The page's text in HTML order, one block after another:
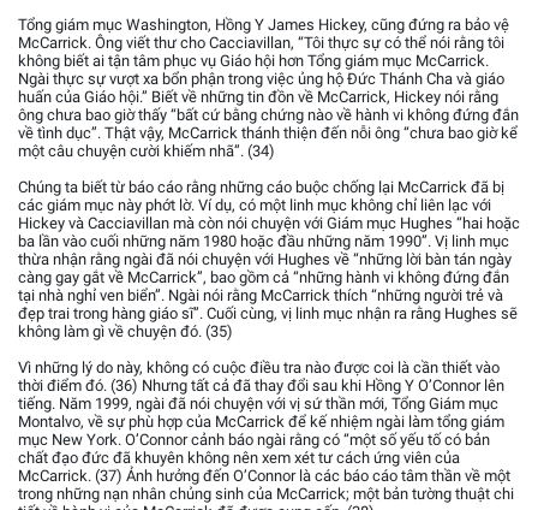
Tổng giám mục Washington, Hồng Y James Hickey, cũng đứng ra bảo vệ
McCarrick. Ông viết thư cho Cacciavillan, “Tôi thực sự có thể nói rằng tôi
không biết ai tận tâm phục vụ Giáo hội hơn Tổng giám mục McCarrick.
Ngài thực sự vượt xa bổn phận trong việc ủng hộ Đức Thánh Cha và giáo
huấn của Giáo hội.” Biết về những tin đồn về McCarrick, Hickey nói rằng
ông chưa bao giờ thấy “bất cứ bằng chứng nào về hành vi không đứng đắn
về tình dục”. Thật vậy, McCarrick thánh thiện đến nỗi ông “chưa bao giờ kể
một câu chuyện cười khiếm nhã”. (34)
Chúng ta biết từ báo cáo rằng những cáo buộc chống lại McCarrick đã bị
các giám mục này phớt lờ. Ví dụ, có một linh mục không chỉ liên lạc với
Hickey và Cacciavillan mà còn nói chuyện với Giám mục Hughes “hai hoặc
ba lần vào cuối những năm 1980 hoặc đầu những năm 1990”. Vị linh mục
thừa nhận rằng ngài đã nói chuyện với Hughes về “những lời bàn tán ngày
càng gay gắt về McCarrick”, bao gồm cả “những hành vi không đứng đắn
tại nhà nghỉ ven biển”. Ngài nói rằng McCarrick thích “những người trẻ và
đẹp trai trong hàng giáo sĩ”. Cuối cùng, vị linh mục nhận ra rằng Hughes sẽ
không làm gì về chuyện đó. (35)
Vì những lý do này, không có cuộc điều tra nào được coi là cần thiết vào
thời điểm đó. (36) Nhưng tất cả đã thay đổi sau khi Hồng Y O’Connor lên
tiếng. Năm 1999, ngài đã nói chuyện với vị sứ thần mới, Tổng Giám mục
Montalvo, về sự phù hợp của McCarrick để kế nhiệm ngài làm tổng giám
mục New York. O’Connor cảnh báo ngài rằng có “một số yếu tố có bản
chất đạo đức đã khuyên không nên xem xét tư cách ứng viên của
McCarrick. (37) Ảnh hưởng đến O’Connor là các báo cáo tâm thần về một
trong những nạn nhân chủng sinh của McCarrick; một bản tường thuật chi